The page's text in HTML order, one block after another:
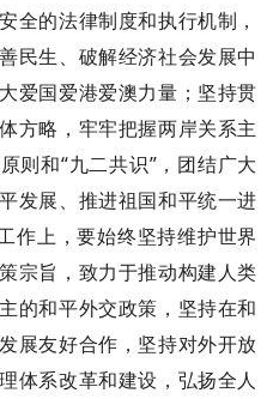
全的法律制度和执行机制，
民生、破解经济社会发展中
爱国爱港爱澳力量；坚持贯
方略，牢牢把握两岸关系主
则和“九二共识”，团结广大
发展、推进祖国和平统一进
作上，要始终坚持维护世界
宗旨，致力于推动构建人类
的和平外交政策，坚持在和
展友好合作，坚持对外开放
体系改革和建设，弘扬全人